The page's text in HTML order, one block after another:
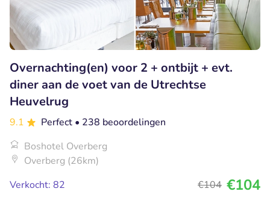
Overnachting(en) voor 2 + ontbijt + evt.
diner aan de voet van de Utrechtse
Heuvelrug
9.1 Perfect • 238 beoordelingen
Boshotel Overberg
Overberg (26km)
Verkocht: 82
€104 €104